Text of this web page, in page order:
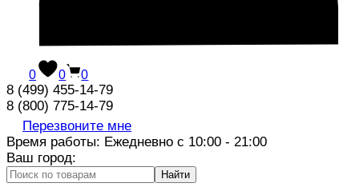
0 0 0
8 (499) 455-14-79
8 (800) 775-14-79
Перезвоните мне
Время работы: Ежедневно с 10:00 - 21:00
Ваш город:
Найти